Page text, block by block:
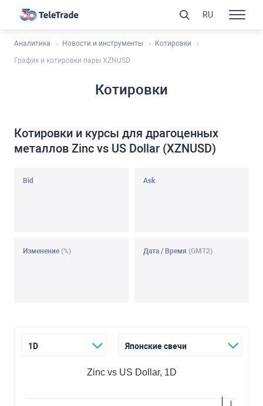
Аналитика Новости и инструменты Котировки
График и котировки пары XZNUSD
Котировки
Котировки и курсы для драгоценных
металлов Zinc vs US Dollar (XZNUSD)
Bid Ask
Изменение (%) Дата / Время (GMT2)
1D Японские свечи
Zinc vs US Dollar, 1D
RU